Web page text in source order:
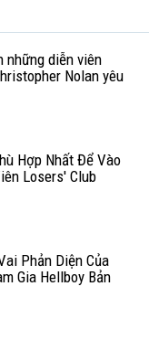
những diễn viên
Nolan yêu
Hợp Nhất Để Vào
Losers' Club
Phản Diện Của
Gia Hellboy Bản